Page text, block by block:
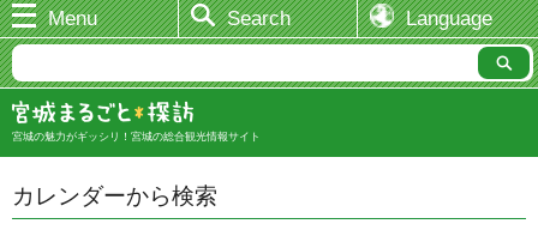
Menu Search Language
宮城の魅力がギッシリ！宮城の総合観光情報サイト
カレンダーから検索